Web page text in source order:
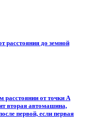
расстояния до земной
расстоянии от точки А
вторая автомашина,
первой, если первая